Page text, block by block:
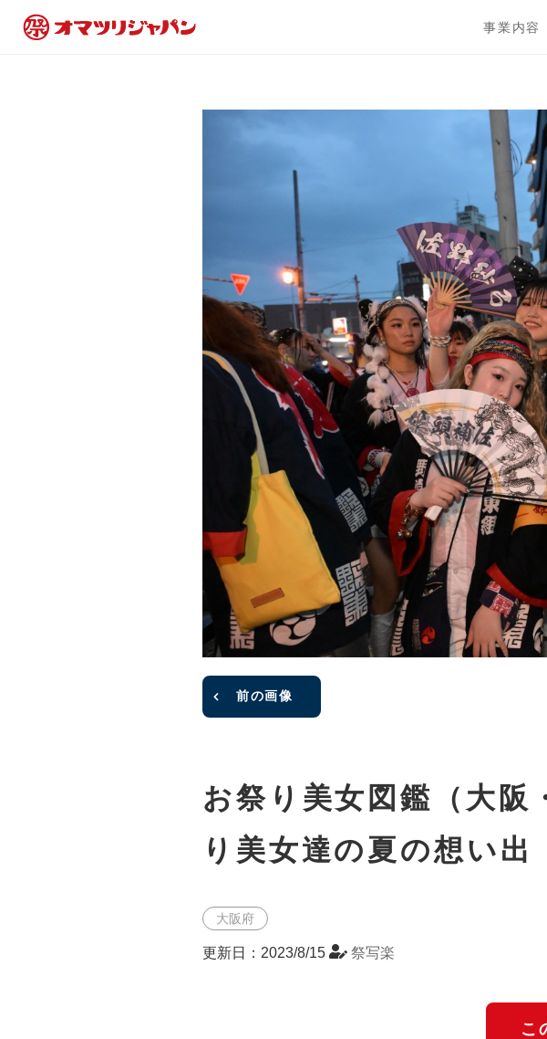
事業内容
前の画像
お祭り美女図鑑（大阪
り美女達の夏の想い出
大阪府
更新日：2023/8/15 祭写楽
こ